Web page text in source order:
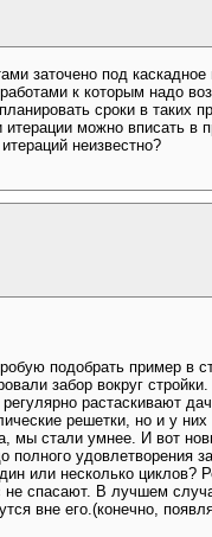
заточено под
к которым надо
сроки в таких
итерации можно вписать
неизвестно?
подобрать пример в
забор вокруг
растаскивают
решетки, но и у
мы стали умнее. И вот
полного удовлетворения
или несколько циклов?
спасают. В лучшем
вне его.(конечно,